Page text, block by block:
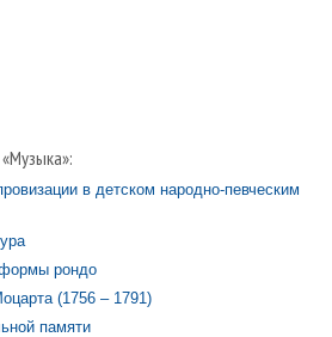
в детском народно-певческим
рондо
(1756 – 1791)
памяти